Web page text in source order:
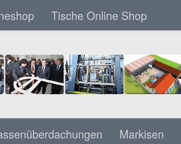
Tische Online Shop
Markisen